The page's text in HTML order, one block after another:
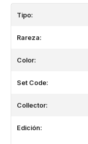
Tipo:
Rareza:
Color:
Set Code:
Collector:
Edición: